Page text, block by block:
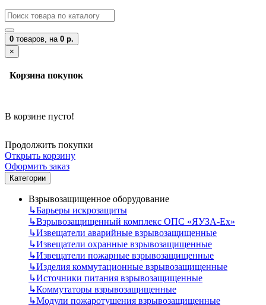
0 товаров, на 0 р.
×
Корзина покупок
В корзине пусто!
Продолжить покупки
Открыть корзину
Оформить заказ
Категории
Взрывозащищенное оборудование
↳Барьеры искрозащиты
↳Взрывозащищенный комплекс ОПС «ЯУЗА-Ех»
↳Извещатели аварийные взрывозащищенные
↳Извещатели охранные взрывозащищенные
↳Извещатели пожарные взрывозащищенные
↳Изделия коммутационные взрывозащищенные
↳Источники питания взрывозащищенные
↳Коммутаторы взрывозащищенные
↳Модули пожаротушения взрывозащищенные